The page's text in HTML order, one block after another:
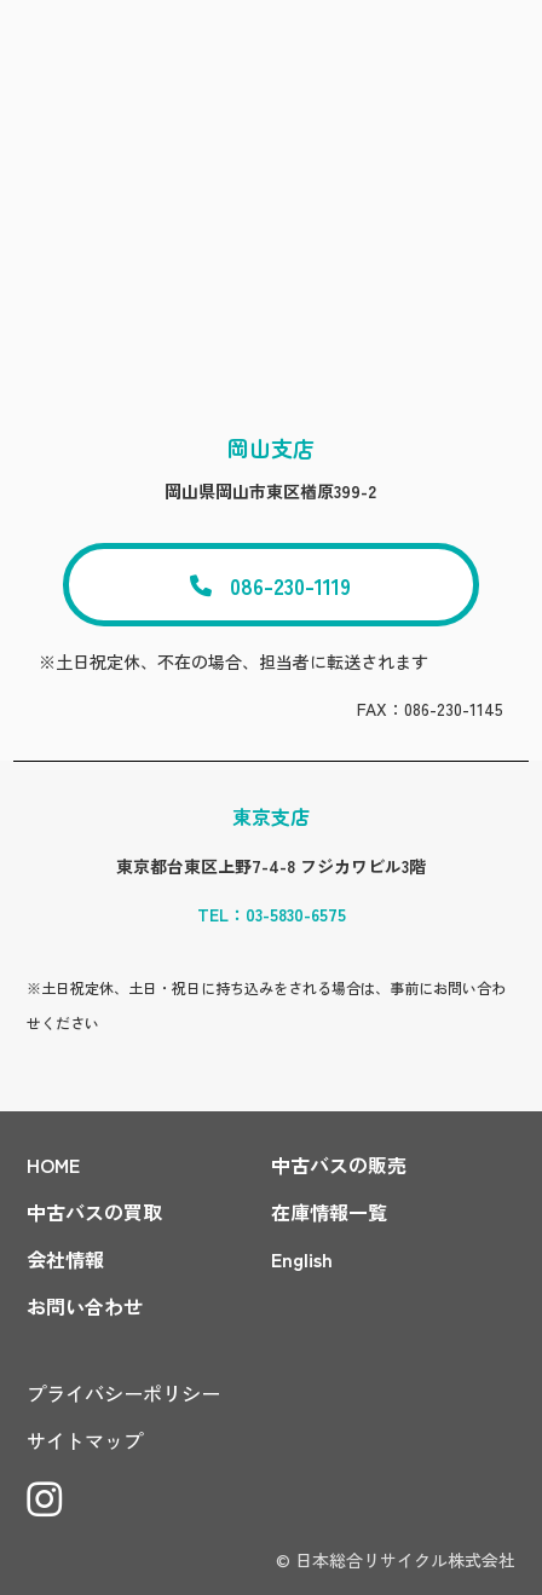
岡山支店
岡山県岡山市東区楢原399-2
086-230-1119
※土日祝定休、不在の場合、担当者に転送されます
FAX：086-230-1145
東京支店
東京都台東区上野7-4-8 フジカワビル3階
TEL： 03-5830-6575
※土日祝定休、土日・祝日に持ち込みをされる場合は、事前にお問い合わ
せください
HOME
中古バスの販売
中古バスの買取
在庫情報一覧
会社情報
English
お問い合わせ
プライバシーポリシー
サイトマップ
© 日本総合リサイクル株式会社